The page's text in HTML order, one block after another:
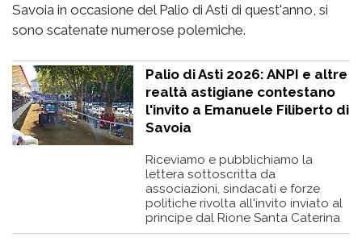
Savoia in occasione del Palio di Asti di quest'anno, si
sono scatenate numerose polemiche.
Palio di Asti 2026: ANPI e altre
realtà astigiane contestano
l'invito a Emanuele Filiberto di
Savoia
Riceviamo e pubblichiamo la
lettera sottoscritta da
associazioni, sindacati e forze
politiche rivolta all'invito inviato al
principe dal Rione Santa Caterina